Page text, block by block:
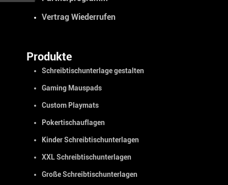
Vertrag Wiederrufen
Produkte
Schreibtischunterlage gestalten
Gaming Mauspads
Custom Playmats
Pokertischauflagen
Kinder Schreibtischunterlagen
XXL Schreibtischunterlagen
Große Schreibtischunterlagen